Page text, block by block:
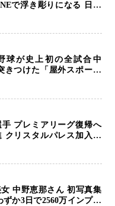
で浮き彫りになる 日本
シングが直面する“技術
球が史上初の全試合中
きつけた「屋外スポーツ
本発のドーム型施設時代
手 プレミアリーグ復帰へ
クリスタルパレス加入目
チェックも通過
中野恵那さん 初写真集
ずか3日で2560万インプレ